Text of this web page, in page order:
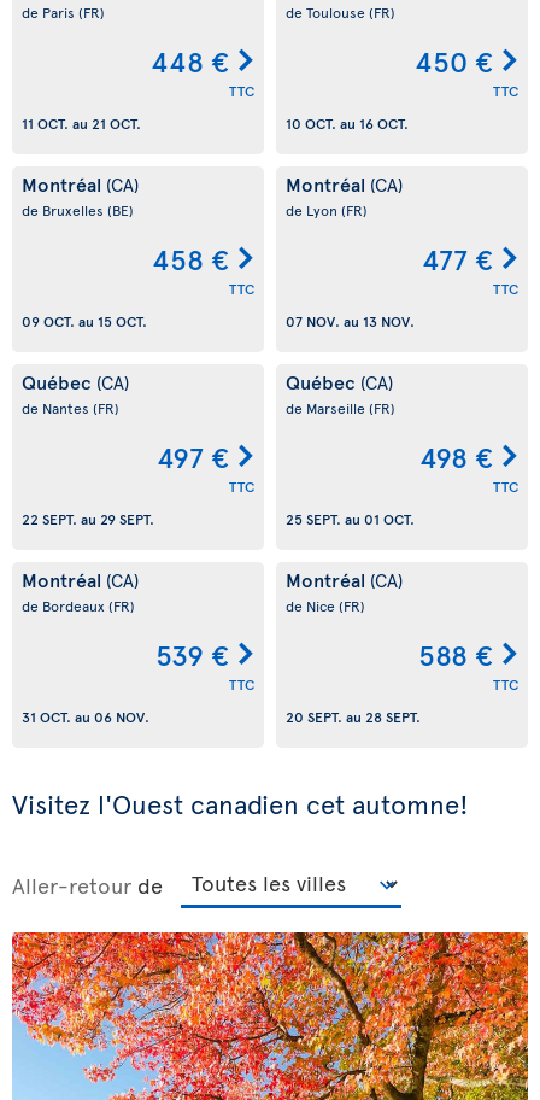
de Paris (FR)
448 €
TTC
11 OCT. au 21 OCT.
de Toulouse (FR)
450 €
TTC
10 OCT. au 16 OCT.
Montréal (CA)
de Bruxelles (BE)
458 €
TTC
09 OCT. au 15 OCT.
Montréal (CA)
de Lyon (FR)
477 €
TTC
07 NOV. au 13 NOV.
Québec (CA)
de Nantes (FR)
497 €
TTC
22 SEPT. au 29 SEPT.
Québec (CA)
de Marseille (FR)
498 €
TTC
25 SEPT. au 01 OCT.
Montréal (CA)
de Bordeaux (FR)
539 €
TTC
31 OCT. au 06 NOV.
Montréal (CA)
de Nice (FR)
588 €
TTC
20 SEPT. au 28 SEPT.
Visitez l'Ouest canadien cet automne!
Aller-retour de